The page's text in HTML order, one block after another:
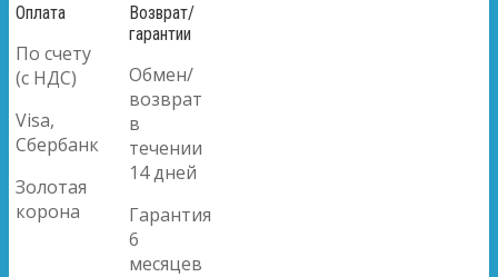
Оплата
По счету
(с НДС)
Visa,
Сбербанк
Золотая
корона
Возврат/
гарантии
Обмен/
возврат
в
течении
14 дней
Гарантия
6
месяцев